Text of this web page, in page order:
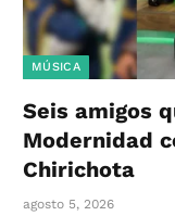
MÚSICA
Seis amigos
Modernidad
Chirichota
agosto 5, 2026